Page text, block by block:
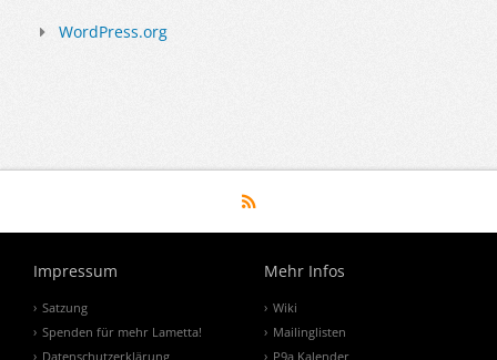
WordPress.org
Impressum
Satzung
Spenden für mehr Lametta!
Datenschutzerklärung
Mehr Infos
Wiki
Mailinglisten
P9a Kalender